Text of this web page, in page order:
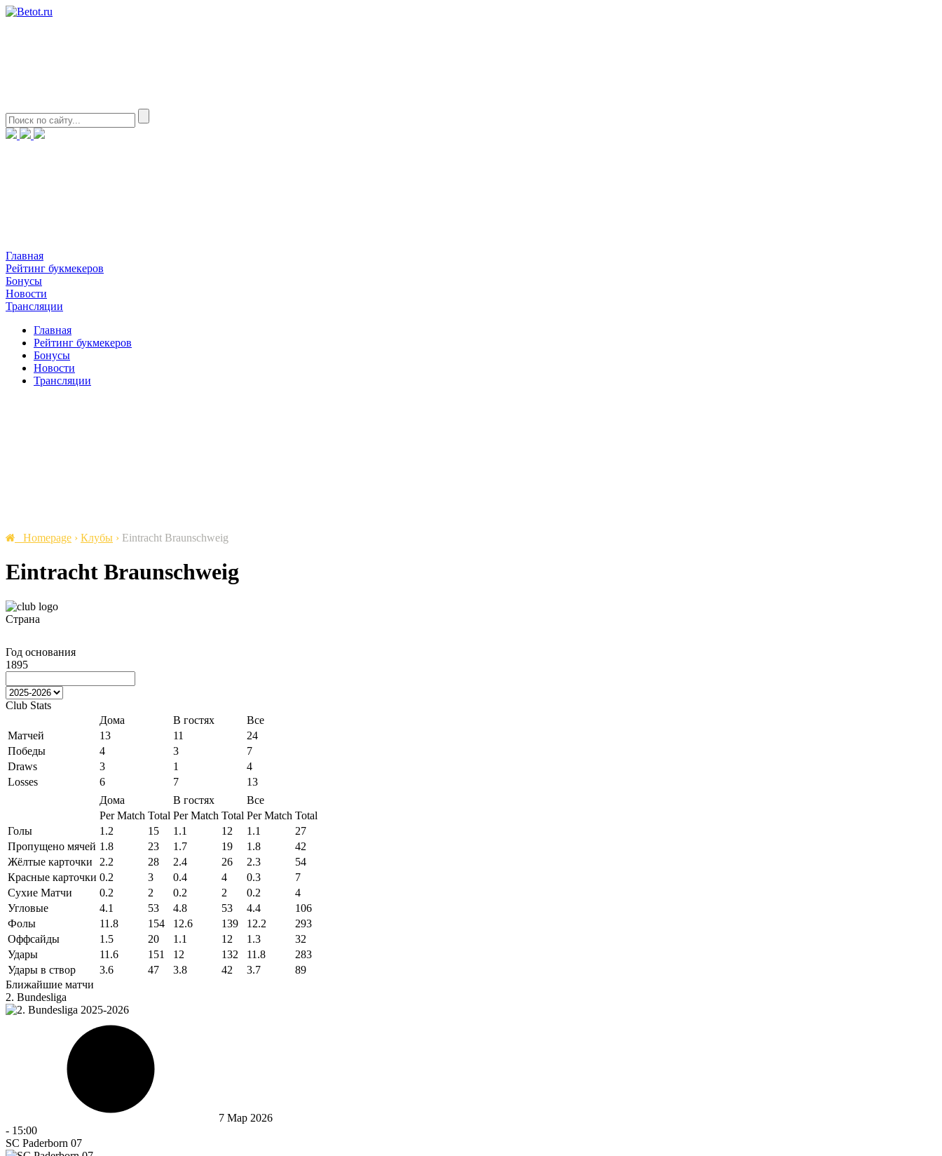
Главная
Рейтинг букмекеров
Бонусы
Новости
Трансляции
Главная
Рейтинг букмекеров
Бонусы
Новости
Трансляции
Homepage › Клубы › Eintracht Braunschweig
Eintracht Braunschweig
Страна
Год основания
1895
Club Stats
Дома
В гостях
Все
Матчей
13 11
24
Победы
4 3
7
Draws
3 1
4
Losses
6 7
13
Дома
В гостях
Все
Per Match Total Per Match Total Per Match Total
Голы
1.2 15 1.1 12 1.1
27
Пропущено мячей 1.8 23 1.7 19 1.8
42
Жёлтые карточки
2.2 28 2.4 26 2.3
54
Красные карточки 0.2 3 0.4 4 0.3
7
Сухие Матчи
0.2 2 0.2 2 0.2
4
Угловые
4.1 53 4.8 53 4.4
106
Фолы
11.8 154 12.6 139 12.2
293
Оффсайды
1.5 20 1.1 12 1.3
32
Удары
11.6 151 12 132 11.8
283
Удары в створ
3.6 47 3.8 42 3.7
89
Ближайшие матчи
2. Bundesliga
7 Мар 2026
- 15:00
SC Paderborn 07